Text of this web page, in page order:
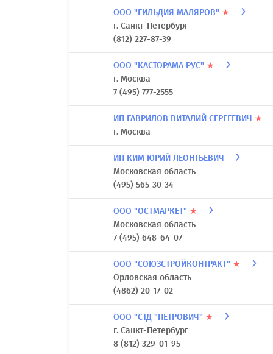
ООО "ГИЛЬДИЯ МАЛЯРОВ" ★
г. Санкт-Петербург
(812) 227-87-39
ООО "КАСТОРАМА РУС" ★
г. Москва
7 (495) 777-2555
ИП ГАВРИЛОВ ВИТАЛИЙ СЕРГЕЕВИЧ ★
г. Москва
ИП КИМ ЮРИЙ ЛЕОНТЬЕВИЧ
Московская область
(495) 565-30-34
ООО "ОСТМАРКЕТ" ★
Московская область
7 (495) 648-64-07
ООО "СОЮЗСТРОЙКОНТРАКТ" ★
Орловская область
(4862) 20-17-02
ООО "СТД "ПЕТРОВИЧ" ★
г. Санкт-Петербург
8 (812) 329-01-95